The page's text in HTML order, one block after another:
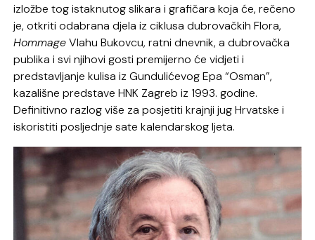
izložbe tog istaknutog slikara i grafičara koja će, rečeno
je, otkriti odabrana djela iz ciklusa dubrovačkih Flora,
HommageVlahu Bukovcu, ratni dnevnik, a dubrovačka
publika i svi njihovi gosti premijerno će vidjeti i
predstavljanje kulisa iz Gundulićevog Epa “Osman”,
kazališne predstave HNK Zagreb iz 1993. godine.
Definitivno razlog više za posjetiti krajnji jug Hrvatske i
iskoristiti posljednje sate kalendarskog ljeta.